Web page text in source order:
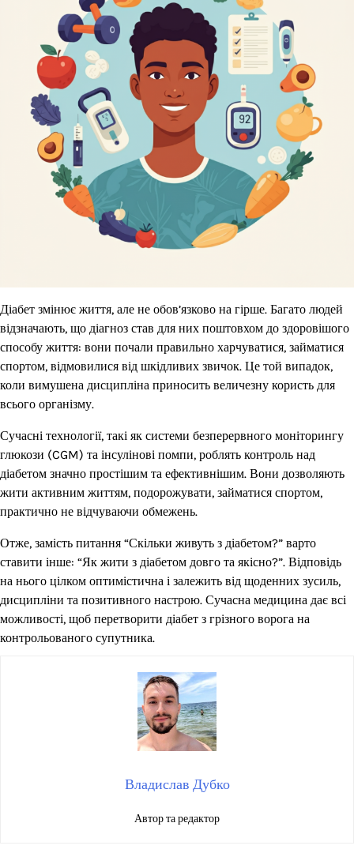
Діабет змінює життя, але не обов’язково на гірше. Багато людей
відзначають, що діагноз став для них поштовхом до здоровішого
способу життя: вони почали правильно харчуватися, займатися
спортом, відмовилися від шкідливих звичок. Це той випадок,
коли вимушена дисципліна приносить величезну користь для
всього організму.
Сучасні технології, такі як системи безперервного моніторингу
глюкози (CGM) та інсулінові помпи, роблять контроль над
діабетом значно простішим та ефективнішим. Вони дозволяють
жити активним життям, подорожувати, займатися спортом,
практично не відчуваючи обмежень.
Отже, замість питання “Скільки живуть з діабетом?” варто
ставити інше: “Як жити з діабетом довго та якісно?”. Відповідь
на нього цілком оптимістична і залежить від щоденних зусиль,
дисципліни та позитивного настрою. Сучасна медицина дає всі
можливості, щоб перетворити діабет з грізного ворога на
контрольованого супутника.
Владислав Дубко
Автор та редактор